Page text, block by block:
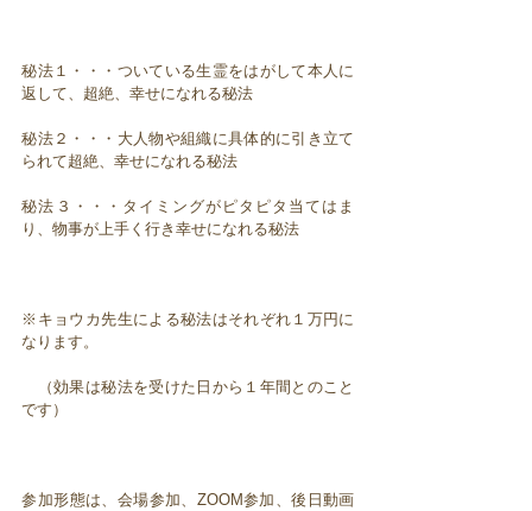
秘法１・・・ついている生霊をはがして本人に
返して、超絶、幸せになれる秘法
秘法２・・・大人物や組織に具体的に引き立て
られて超絶、幸せになれる秘法
秘法３・・・タイミングがピタピタ当てはま
り、物事が上手く行き幸せになれる秘法
※キョウカ先生による秘法はそれぞれ１万円に
なります。
（効果は秘法を受けた日から１年間とのこと
です）
参加形態は、会場参加、ZOOM参加、後日動画